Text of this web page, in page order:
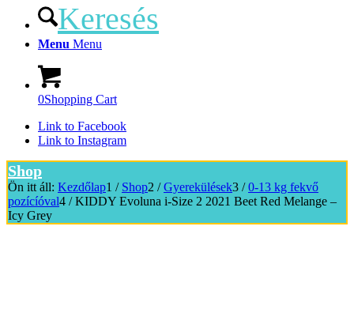
Keresés
Menu Menu
0Shopping Cart
Link to Facebook
Link to Instagram
Shop
Ön itt áll: Kezdőlap1 / Shop2 / Gyerekülések3 / 0-13 kg fekvő
pozícíóval4 / KIDDY Evoluna i-Size 2 2021 Beet Red Melange –
Icy Grey